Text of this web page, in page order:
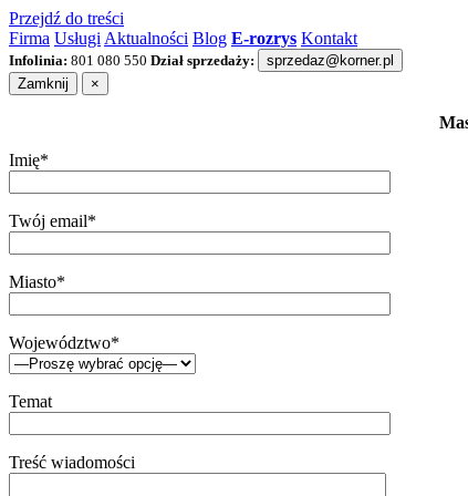
Przejdź do treści
Firma Usługi Aktualności Blog E-rozrys Kontakt
Infolinia: 801 080 550 Dział sprzedaży:
sprzedaz@korner.pl
Zamknij
×
Imię*
Twój email*
Miasto*
Województwo*
Temat
Treść wiadomości